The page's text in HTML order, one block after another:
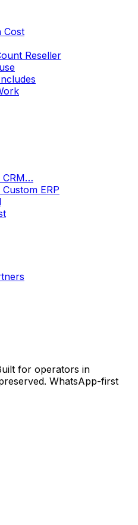
Cost
Reseller
CRM…
ERP
for operators in
WhatsApp-first